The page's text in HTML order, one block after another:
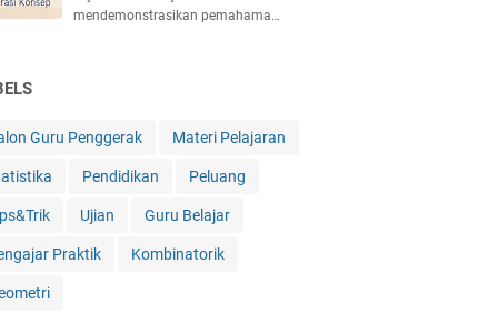
mendemonstrasikan pemahama…
Guru Penggerak Materi Pelajaran
Pendidikan Peluang
Ujian Guru Belajar
Praktik Kombinatorik